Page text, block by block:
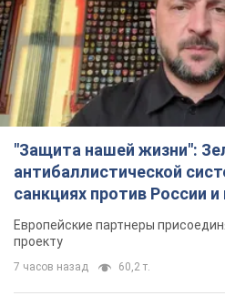
"Защита нашей жизни":
антибаллистической
санкциях против России
Видео
Европейские партнеры
проекту
7 часов назад 60,2 т.